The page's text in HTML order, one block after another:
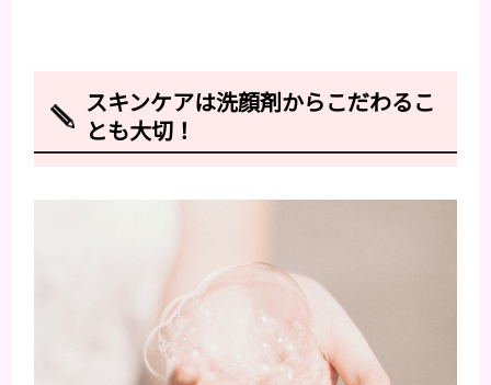
スキンケアは洗顔剤からこだわるこ
とも大切！